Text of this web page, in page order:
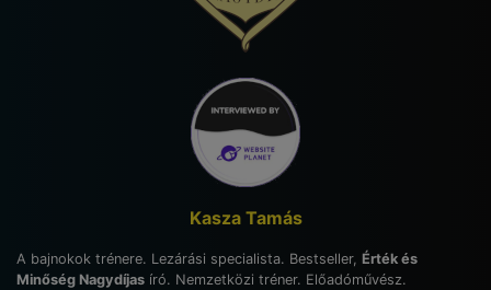
Kasza Tamás
A bajnokok trénere. Lezárási specialista. Bestseller, Érték és
Minőség Nagydíjas író. Nemzetközi tréner. Előadóművész.